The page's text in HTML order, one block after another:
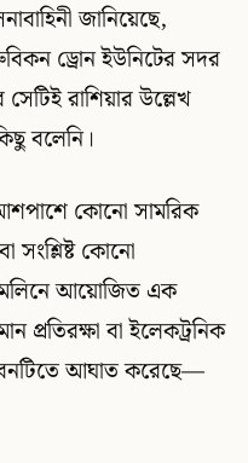
জানিয়েছে,
ড্রোন ইউনিটের সদর
রাশিয়ার উল্লেখ
বলেনি।
কোনো সামরিক
সংশ্লিষ্ট কোনো
আয়োজিত এক
প্রতিরক্ষা বা ইলেকট্রনিক
আঘাত করেছে—